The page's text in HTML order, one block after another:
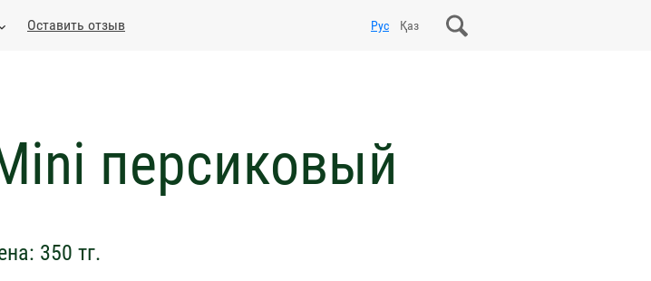
Оставить отзыв Рус Қаз
персиковый
350 тг.